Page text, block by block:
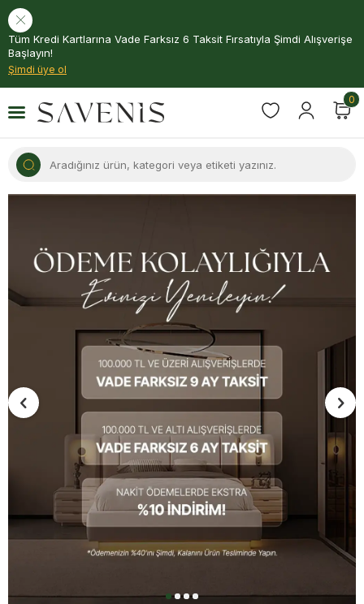
Tüm Kredi Kartlarına Vade Farksız 6 Taksit Fırsatıyla Şimdi Alışverişe
Başlayın!
Şimdi üye ol
0